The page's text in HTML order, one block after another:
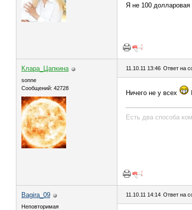
Я не 100 долларовая
Клара_Цапкина
sonne
Сообщений: 42728
11.10.11 13:46 Ответ на
Ничего не у всех
Есть два способа
Bagira_09
Неповторимая
11.10.11 14:14 Ответ на